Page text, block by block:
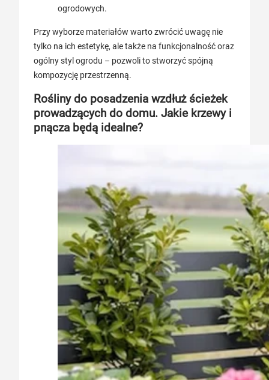
ogrodowych.
Przy wyborze materiałów warto zwrócić uwagę nie
tylko na ich estetykę, ale także na funkcjonalność oraz
ogólny styl ogrodu – pozwoli to stworzyć spójną
kompozycję przestrzenną.
Rośliny do posadzenia wzdłuż ścieżek
prowadzących do domu. Jakie krzewy i
pnącza będą idealne?